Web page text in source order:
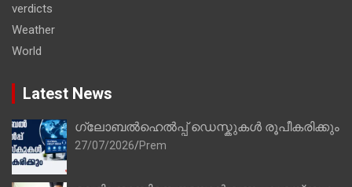
verdicts
Weather
World
Latest News
ഗ്ലോബൽഹെൽപ്പ് ഡെസ്കുകൾ രൂപീകരിക്കും
27/07/2026 Prem